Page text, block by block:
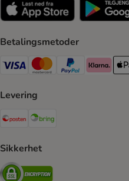
Betalingsmetoder
Visa Payment Method
Mastercard Payment
PayPal Payment
Klarna
Levering
Posten Shipping Method
Sikkerhet
Security